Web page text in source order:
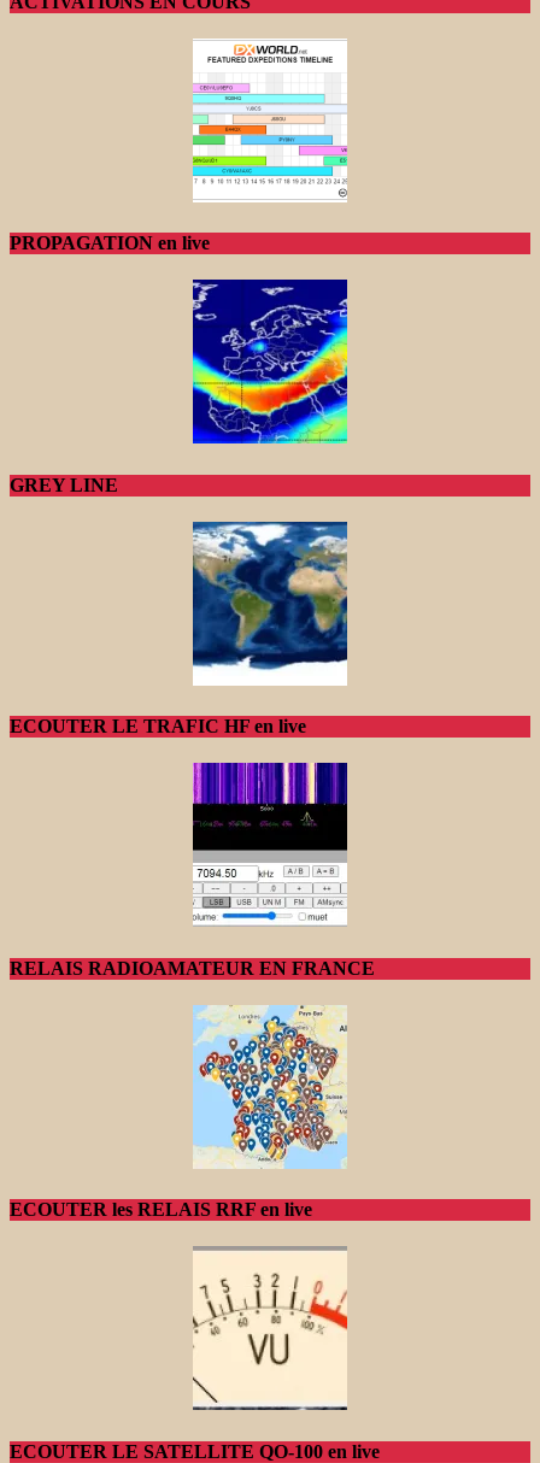
PROPAGATION en live
GREY LINE
ECOUTER LE TRAFIC HF en live
RELAIS RADIOAMATEUR EN FRANCE
ECOUTER les RELAIS RRF en live
ECOUTER LE SATELLITE QO-100 en live